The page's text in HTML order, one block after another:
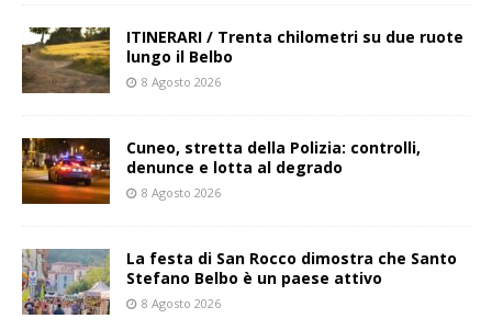
ITINERARI / Trenta chilometri su due ruote
lungo il Belbo
8 Agosto 2026
Cuneo, stretta della Polizia: controlli,
denunce e lotta al degrado
8 Agosto 2026
La festa di San Rocco dimostra che Santo
Stefano Belbo è un paese attivo
8 Agosto 2026